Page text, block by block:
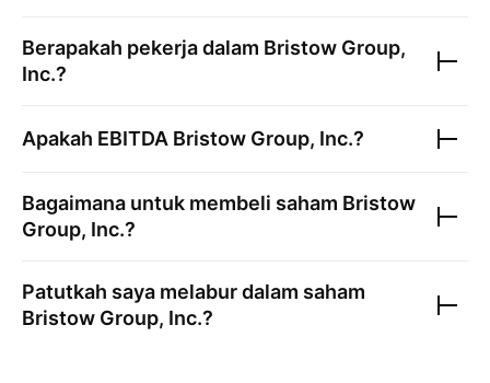
Berapakah pekerja dalam Bristow Group,
Inc.?
Apakah EBITDA Bristow Group, Inc.?
Bagaimana untuk membeli saham Bristow
Group, Inc.?
Patutkah saya melabur dalam saham
Bristow Group, Inc.?